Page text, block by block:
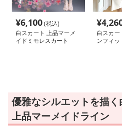
¥6,100(税込)
白スカート 上品マーメ
イドミモレスカート
¥
白スカー
ンフィッ
優雅なシルエットを描
上品マーメイドライン